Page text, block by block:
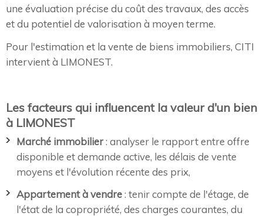
une évaluation précise du coût des travaux, des accès
et du potentiel de valorisation à moyen terme.
Pour l'estimation et la vente de biens immobiliers, CITI
intervient à LIMONEST.
Les facteurs qui influencent la valeur d'un bien
à LIMONEST
Marché immobilier: analyser le rapport entre offre
disponible et demande active, les délais de vente
moyens et l'évolution récente des prix,
Appartement à vendre: tenir compte de l'étage, de
l'état de la copropriété, des charges courantes, du